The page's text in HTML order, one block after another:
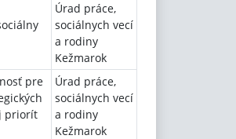
Úrad práce,
sociálnych vecí
a rodiny
Kežmarok
pre
priorít
Úrad práce,
sociálnych vecí
a rodiny
Kežmarok